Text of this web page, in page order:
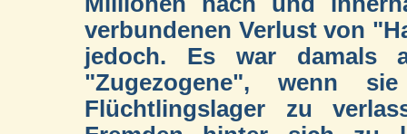
verbundenen Verlust von
jedoch. Es war damals
"Zugezogene", wenn
Flüchtlingslager zu